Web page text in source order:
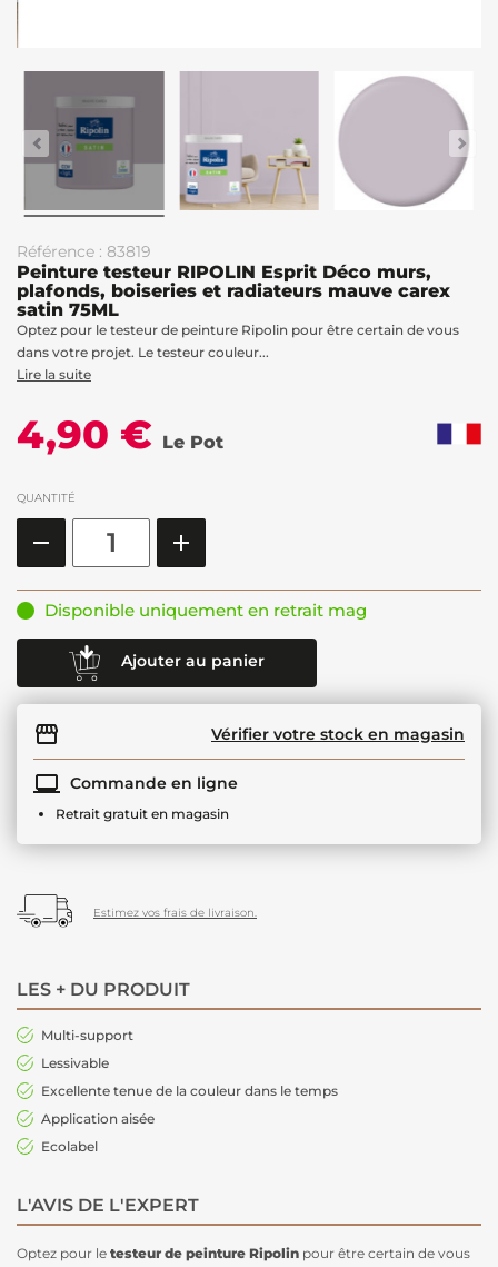
Référence : 83819
Peinture testeur RIPOLIN Esprit Déco murs,
plafonds, boiseries et radiateurs mauve carex
satin 75ML
Optez pour le testeur de peinture Ripolin pour être certain de vous
dans votre projet. Le testeur couleur...
Lire la suite
4,90 € Le Pot
QUANTITÉ
Disponible uniquement en retrait mag
Ajouter au panier
Vérifier votre stock en magasin
Commande en ligne
Retrait gratuit en magasin
Estimez vos frais de livraison.
LES + DU PRODUIT
Multi-support
Lessivable
Excellente tenue de la couleur dans le temps
Application aisée
Ecolabel
L'AVIS DE L'EXPERT
Optez pour le testeur de peinture Ripolin pour être certain de vous